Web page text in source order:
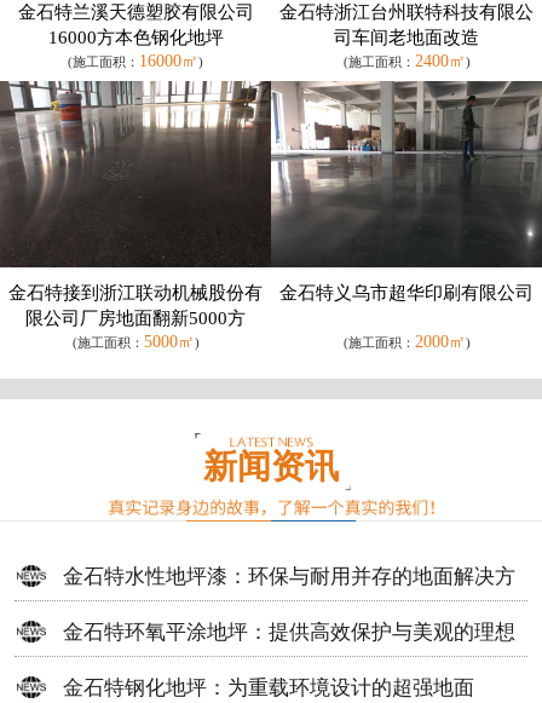
金石特兰溪天德塑胶有限公司
16000方本色钢化地坪
(施工面积： 16000㎡)
金石特浙江台州联特科技有限公
司车间老地面改造
(施工面积： 2400㎡)
金石特接到浙江联动机械股份有
限公司厂房地面翻新5000方
(施工面积： 5000㎡)
金石特义乌市超华印刷有限公司
(施工面积： 2000㎡)
新闻资讯
金石特水性地坪漆：环保与耐用并存的地面解决方
案
金石特环氧平涂地坪：提供高效保护与美观的理想
选择
金石特钢化地坪：为重载环境设计的超强地面